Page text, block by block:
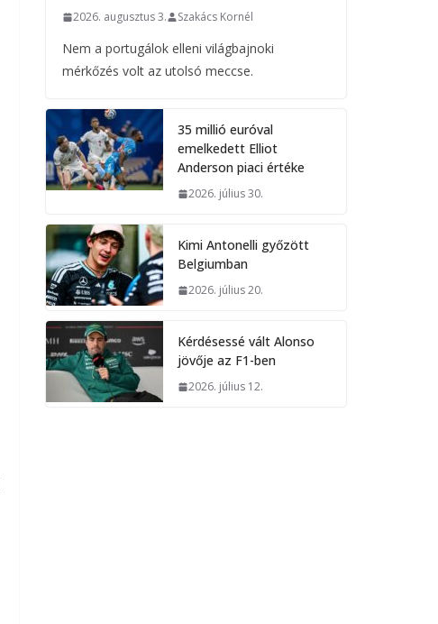
2026. augusztus 3. Szakács Kornél
Nem a portugálok elleni világbajnoki
mérkőzés volt az utolsó meccse.
35 millió euróval
emelkedett Elliot
Anderson piaci értéke
2026. július 30.
Kimi Antonelli győzött
Belgiumban
2026. július 20.
Kérdésessé vált Alonso
jövője az F1-ben
2026. július 12.